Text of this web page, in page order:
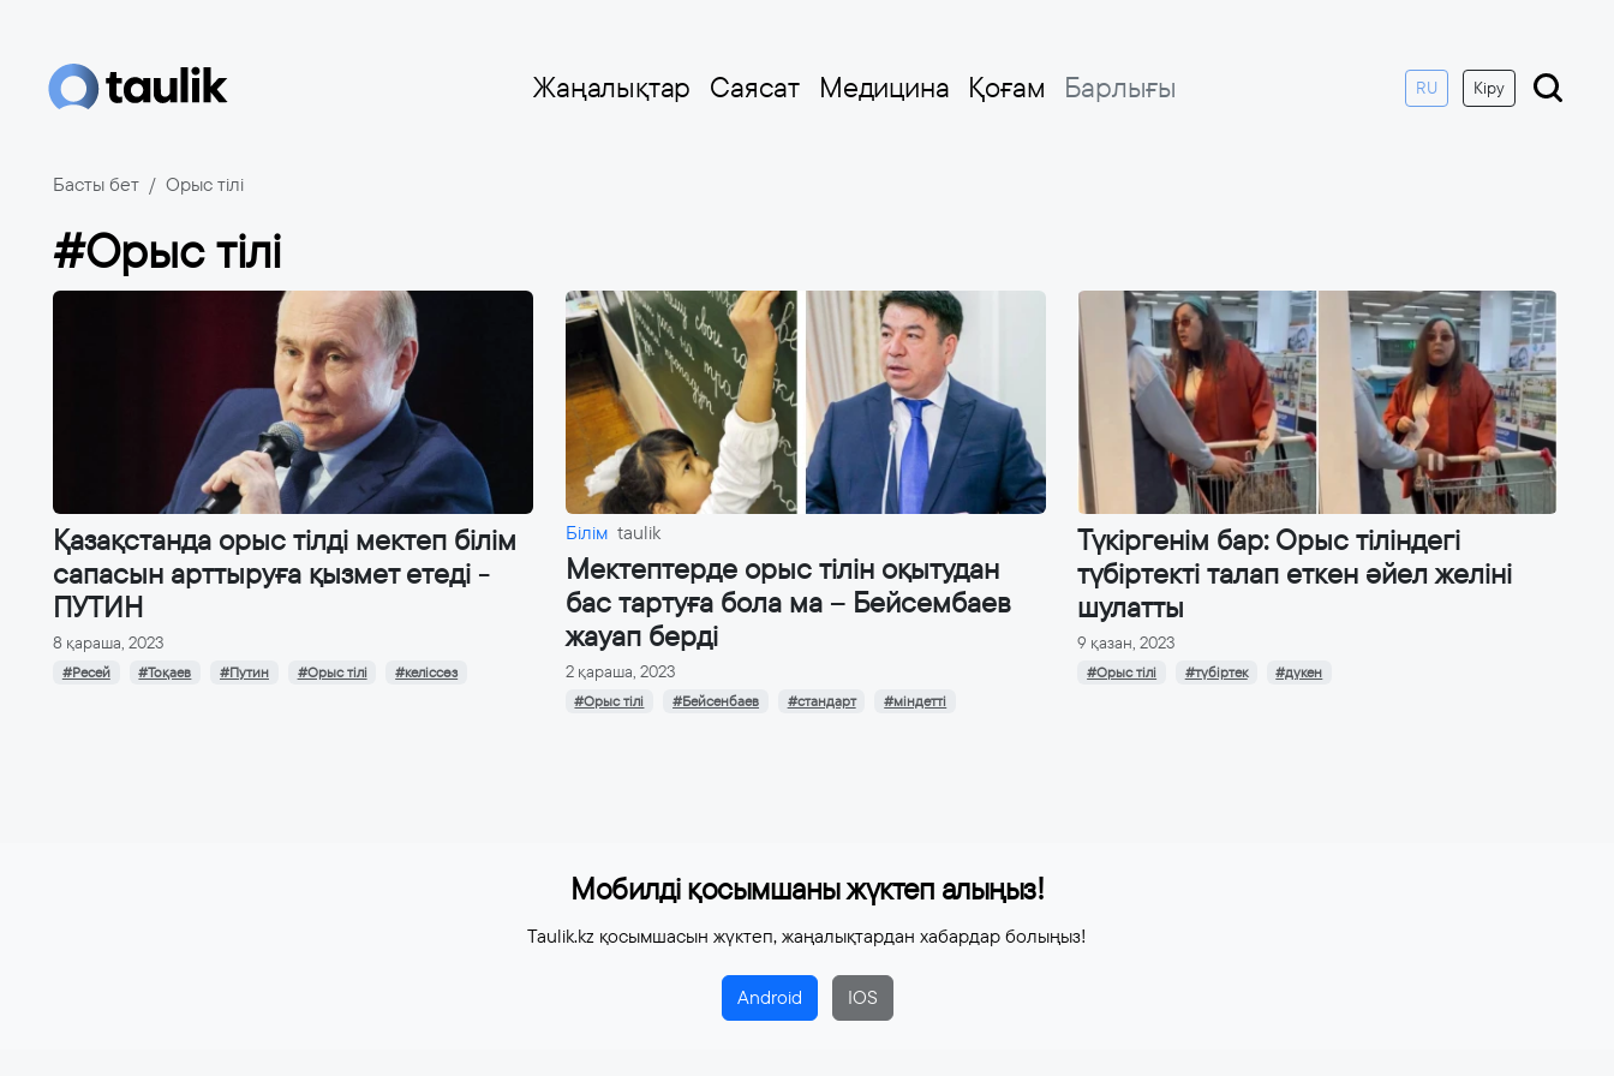
Жаңалықтар Саясат Медицина Қоғам Барлығы RU Кіру
Басты бет Орыс тілі
#Орыс тілі
Қазақстанда орыс тілді мектеп білім
сапасын арттыруға қызмет етеді -
ПУТИН
8 қараша, 2023
#Ресей #Тоқаев #Путин #Орыс тілі #келіссөз
Білім taulik
Мектептерде орыс тілін оқытудан
бас тартуға бола ма – Бейсембаев
жауап берді
2 қараша, 2023
#Орыс тілі #Бейсенбаев #стандарт #міндетті
Түкіргенім бар: Орыс тіліндегі
түбіртекті талап еткен әйел желіні
шулатты
9 қазан, 2023
#Орыс тілі #түбіртек #дүкен
Мобилді қосымшаны жүктеп алыңыз!
Taulik.kz қосымшасын жүктеп, жаңалықтардан хабардар болыңыз!
Android IOS